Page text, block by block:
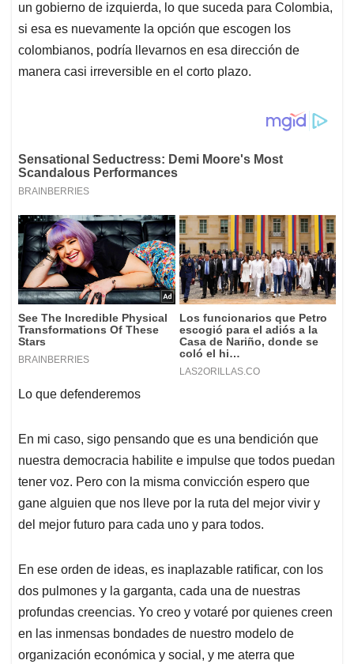
un gobierno de izquierda, lo que suceda para Colombia,
si esa es nuevamente la opción que escogen los
colombianos, podría llevarnos en esa dirección de
manera casi irreversible en el corto plazo.
Lo que defenderemos
En mi caso, sigo pensando que es una bendición que
nuestra democracia habilite e impulse que todos puedan
tener voz. Pero con la misma convicción espero que
gane alguien que nos lleve por la ruta del mejor vivir y
del mejor futuro para cada uno y para todos.
En ese orden de ideas, es inaplazable ratificar, con los
dos pulmones y la garganta, cada una de nuestras
profundas creencias. Yo creo y votaré por quienes creen
en las inmensas bondades de nuestro modelo de
organización económica y social, y me aterra que